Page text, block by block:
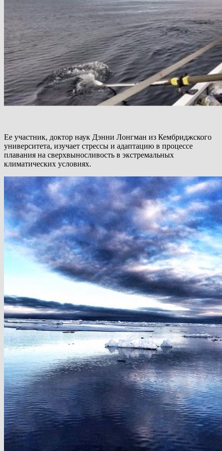
Ее участник, доктор наук Дэнни Лонгман из Кембриджского
университета, изучает стрессы и адаптацию в процессе
плавания на сверхвыносливость в экстремальных
климатических условиях.